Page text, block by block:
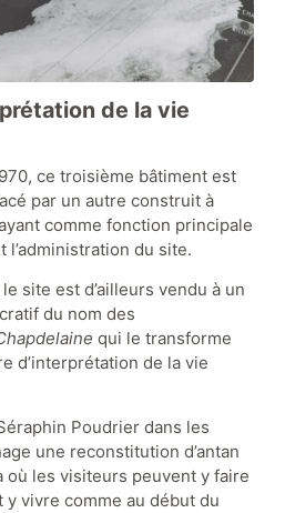
de la vie
ce troisième bâtiment est
par un autre construit à
comme fonction principale
l’administration du site.
site est d’ailleurs vendu à un
du nom des
qui le transforme
d’interprétation de la vie
Poudrier dans les
une reconstitution d’antan
où les visiteurs peuvent y faire
vivre comme au début du